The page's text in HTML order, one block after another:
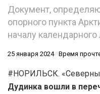
Документ,
опорного пункта
началу календарного
25 января 2024 Время
#НОРИЛЬСК.
Дудинка вошли в